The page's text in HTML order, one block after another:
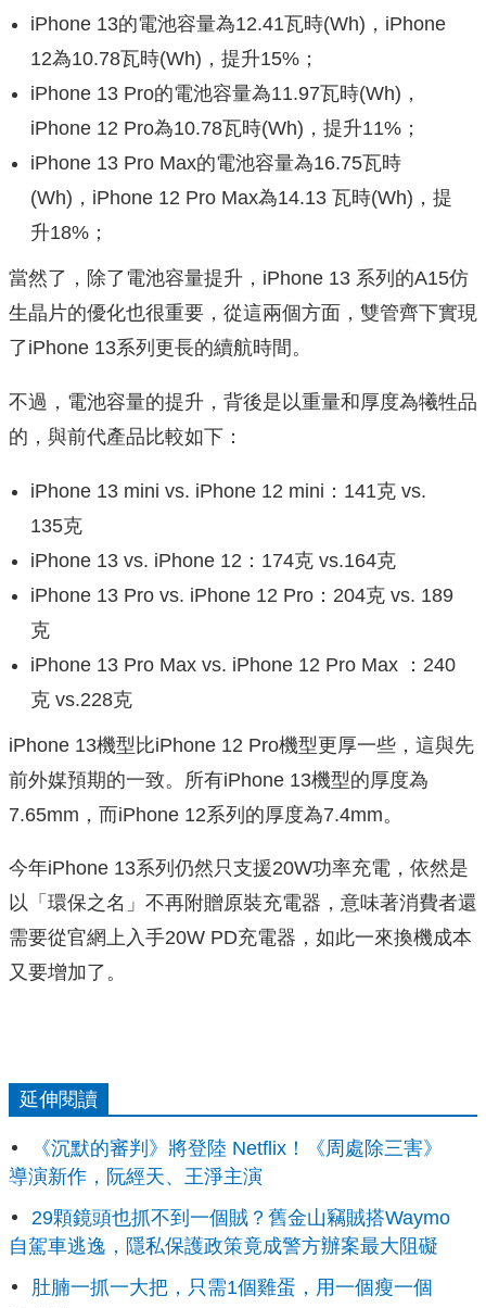
iPhone 13的電池容量為12.41瓦時(Wh)，iPhone
12為10.78瓦時(Wh)，提升15%；
iPhone 13 Pro的電池容量為11.97瓦時(Wh)，
iPhone 12 Pro為10.78瓦時(Wh)，提升11%；
iPhone 13 Pro Max的電池容量為16.75瓦時
(Wh)，iPhone 12 Pro Max為14.13 瓦時(Wh)，提
升18%；
當然了，除了電池容量提升，iPhone 13 系列的A15仿
生晶片的優化也很重要，從這兩個方面，雙管齊下實現
了iPhone 13系列更長的續航時間。
不過，電池容量的提升，背後是以重量和厚度為犧牲品
的，與前代產品比較如下：
iPhone 13 mini vs. iPhone 12 mini：141克 vs.
135克
iPhone 13 vs. iPhone 12：174克 vs.164克
iPhone 13 Pro vs. iPhone 12 Pro：204克 vs. 189
克
iPhone 13 Pro Max vs. iPhone 12 Pro Max ：240
克 vs.228克
iPhone 13機型比iPhone 12 Pro機型更厚一些，這與先
前外媒預期的一致。所有iPhone 13機型的厚度為
7.65mm，而iPhone 12系列的厚度為7.4mm。
今年iPhone 13系列仍然只支援20W功率充電，依然是
以「環保之名」不再附贈原裝充電器，意味著消費者還
需要從官網上入手20W PD充電器，如此一來換機成本
又要增加了。
延伸閱讀
《沉默的審判》將登陸 Netflix！《周處除三害》
導演新作，阮經天、王淨主演
29顆鏡頭也抓不到一個賊？舊金山竊賊搭Waymo
自駕車逃逸，隱私保護政策竟成警方辦案最大阻礙
肚腩一抓一大把，只需1個雞蛋，用一個瘦一個